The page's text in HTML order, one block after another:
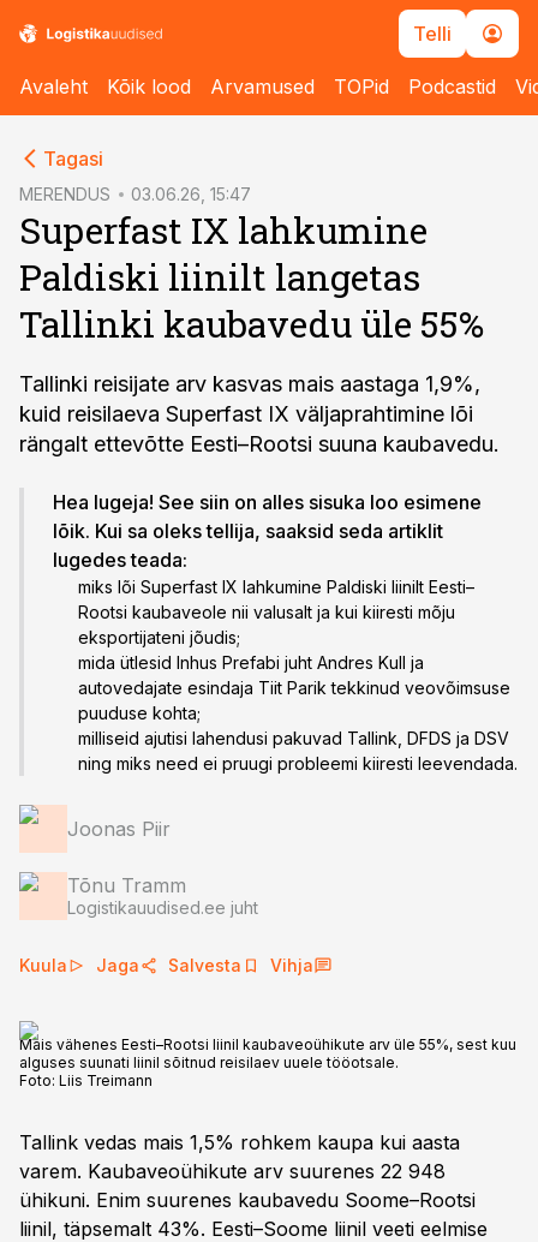
Telli
Avaleht Kõik lood Arvamused TOPid Podcastid
Tagasi
MERENDUS 03.06.26, 15:47
Superfast IX lahkumine
Paldiski liinilt langetas
Tallinki kaubavedu üle 55%
Tallinki reisijate arv kasvas mais aastaga 1,9%,
kuid reisilaeva Superfast IX väljaprahtimine lõi
rängalt ettevõtte Eesti–Rootsi suuna kaubavedu.
Hea lugeja! See siin on alles sisuka loo esimene
lõik. Kui sa oleks tellija, saaksid seda artiklit
lugedes teada:
miks lõi Superfast IX lahkumine Paldiski liinilt Eesti–
Rootsi kaubaveole nii valusalt ja kui kiiresti mõju
eksportijateni jõudis;
mida ütlesid Inhus Prefabi juht Andres Kull ja
autovedajate esindaja Tiit Parik tekkinud veovõimsuse
puuduse kohta;
milliseid ajutisi lahendusi pakuvad Tallink, DFDS ja DSV
ning miks need ei pruugi probleemi kiiresti leevendada.
Joonas Piir
Tõnu Tramm
Logistikauudised.ee juht
Kuula Jaga Salvesta Vihja
Mais vähenes Eesti–Rootsi liinil kaubaveoühikute arv üle 55%, sest kuu
alguses suunati liinil sõitnud reisilaev uuele tööotsale.
Foto: Liis Treimann
Tallink vedas mais 1,5% rohkem kaupa kui aasta
varem. Kaubaveoühikute arv suurenes 22 948
ühikuni. Enim suurenes kaubavedu Soome–Rootsi
liinil, täpsemalt 43%. Eesti–Soome liinil veeti eelmise